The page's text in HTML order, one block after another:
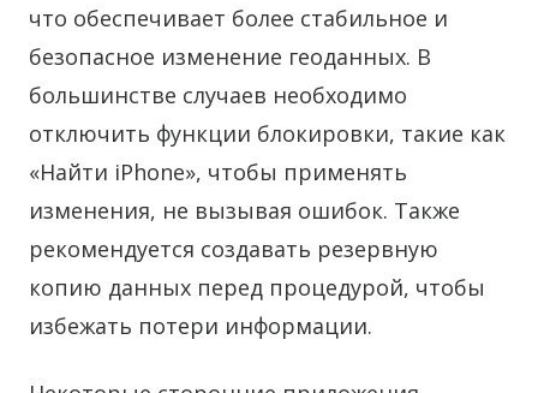
что обеспечивает более стабильное и
безопасное изменение геоданных. В
большинстве случаев необходимо
отключить функции блокировки, такие как
«Найти iPhone», чтобы применять
изменения, не вызывая ошибок. Также
рекомендуется создавать резервную
копию данных перед процедурой, чтобы
избежать потери информации.